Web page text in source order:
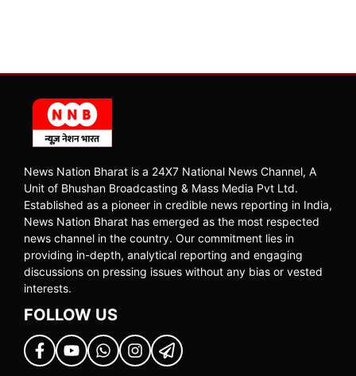
News Nation Bharat is a 24X7 National News Channel, A
Unit of Bhushan Broadcasting & Mass Media Pvt Ltd.
Established as a pioneer in credible news reporting in India,
News Nation Bharat has emerged as the most respected
news channel in the country. Our commitment lies in
providing in-depth, analytical reporting and engaging
discussions on pressing issues without any bias or vested
interests.
FOLLOW US